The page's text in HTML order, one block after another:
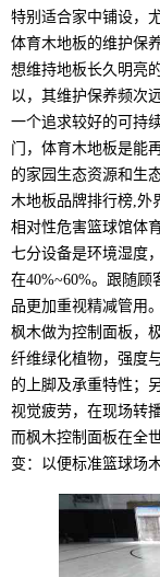
特别适合家中铺设，
体育木地板的维护保
想维持地板长久明亮
以，其维护保养频次
一个追求较好的可持
门，体育木地板是能
的家园生态资源和生
木地板品牌排行榜,外
相对性危害篮球馆体
七分设备是环境湿度
在40%~60%。跟随
品更加重视精减管用
枫木做为控制面板，
纤维绿化植物，强度
的上脚及承重特性；
视觉疲劳，在现场转
而枫木控制面板在全
变：以便标准篮球场